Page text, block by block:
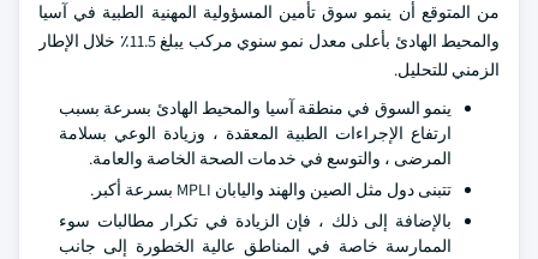
من المتوقع أن ينمو سوق تأمين المسؤولية المهنية الطبية في آسيا
والمحيط الهادئ بأعلى معدل نمو سنوي مركب يبلغ 11.5٪ خلال الإطار
الزمني للتحليل.
ينمو السوق في منطقة آسيا والمحيط الهادئ بسرعة بسبب
ارتفاع الإجراءات الطبية المعقدة ، وزيادة الوعي بسلامة
المرضى ، والتوسع في خدمات الصحة الخاصة والعامة.
تتبنى دول مثل الصين والهند واليابان MPLI بسرعة أكبر.
بالإضافة إلى ذلك ، فإن الزيادة في تكرار مطالبات سوء
الممارسة خاصة في المناطق عالية الخطورة إلى جانب